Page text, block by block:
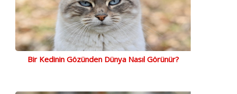
Bir Kedinin Gözünden Dünya Nasıl Görünür?